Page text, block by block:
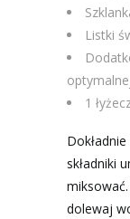
Listki
1
składniki
dolewaj